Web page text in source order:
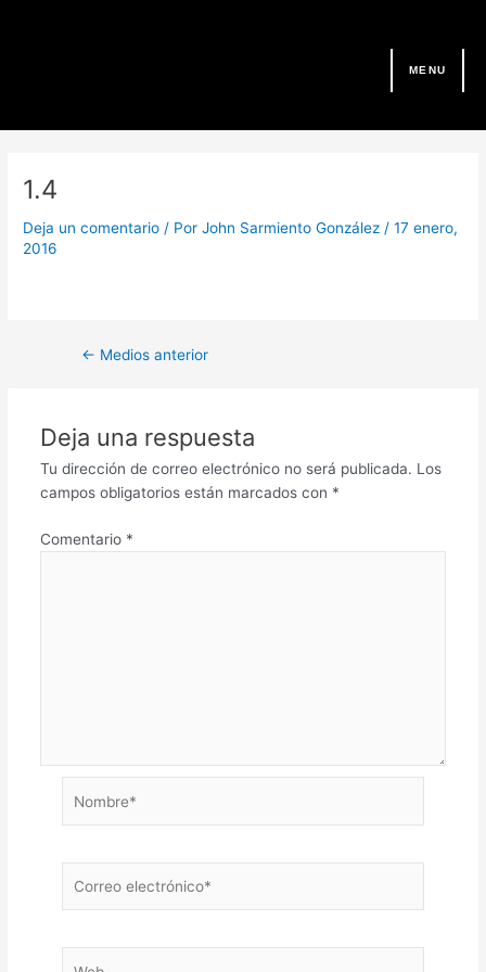
MENU
1.4
Deja un comentario / PorJohn Sarmiento González /17 enero,
2016
entradas
← Medios anterior
Deja una respuesta
Tu dirección de correo electrónico no será publicada. Los
campos obligatorios están marcados con *
Comentario *
electrónico*